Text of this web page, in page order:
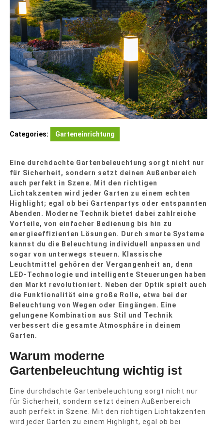
Categories: Garteneinrichtung
Eine durchdachte Gartenbeleuchtung sorgt nicht nur
für Sicherheit, sondern setzt deinen Außenbereich
auch perfekt in Szene. Mit den richtigen
Lichtakzenten wird jeder Garten zu einem echten
Highlight; egal ob bei Gartenpartys oder entspannten
Abenden. Moderne Technik bietet dabei zahlreiche
Vorteile, von einfacher Bedienung bis hin zu
energieeffizienten Lösungen. Durch smarte Systeme
kannst du die Beleuchtung individuell anpassen und
sogar von unterwegs steuern. Klassische
Leuchtmittel gehören der Vergangenheit an, denn
LED-Technologie und intelligente Steuerungen haben
den Markt revolutioniert. Neben der Optik spielt auch
die Funktionalität eine große Rolle, etwa bei der
Beleuchtung von Wegen oder Eingängen. Eine
gelungene Kombination aus Stil und Technik
verbessert die gesamte Atmosphäre in deinem
Garten.
Warum moderne
Gartenbeleuchtung wichtig ist
Eine durchdachte Gartenbeleuchtung sorgt nicht nur
für Sicherheit, sondern setzt deinen Außenbereich
auch perfekt in Szene. Mit den richtigen Lichtakzenten
wird jeder Garten zu einem Highlight, egal ob bei